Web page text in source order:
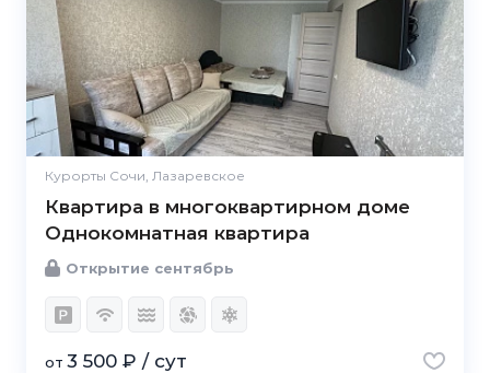
Курорты Сочи, Лазаревское
Квартира в многоквартирном доме
Однокомнатная квартира
Открытие сентябрь
от 3 500 ₽ / сут